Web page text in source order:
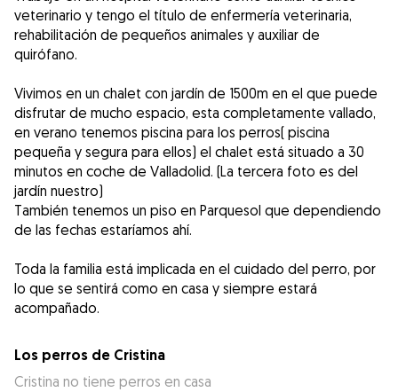
veterinario y tengo el título de enfermería veterinaria,
rehabilitación de pequeños animales y auxiliar de
quirófano.
Vivimos en un chalet con jardín de 1500m en el que puede
disfrutar de mucho espacio, esta completamente vallado,
en verano tenemos piscina para los perros( piscina
pequeña y segura para ellos) el chalet está situado a 30
minutos en coche de Valladolid. (La tercera foto es del
jardín nuestro)
También tenemos un piso en Parquesol que dependiendo
de las fechas estaríamos ahí.
Toda la familia está implicada en el cuidado del perro, por
lo que se sentirá como en casa y siempre estará
acompañado.
Los perros de Cristina
Cristina no tiene perros en casa